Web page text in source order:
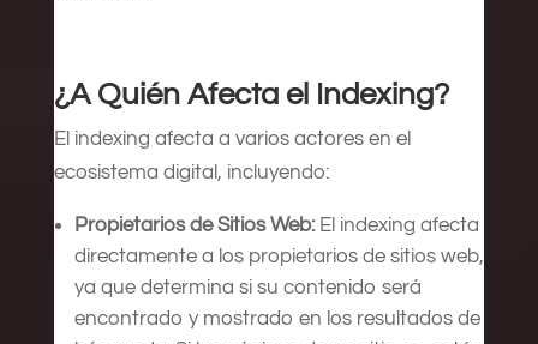
¿A Quién Afecta el Indexing?
El indexing afecta a varios actores en el
ecosistema digital, incluyendo:
Propietarios de Sitios Web:El indexing afecta
directamente a los propietarios de sitios web,
ya que determina si su contenido será
encontrado y mostrado en los resultados de